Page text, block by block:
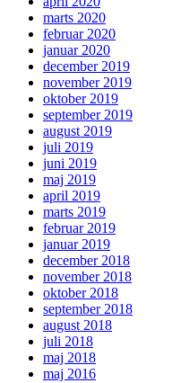
marts 2020
februar 2020
januar 2020
december 2019
november 2019
oktober 2019
september 2019
august 2019
juli 2019
juni 2019
maj 2019
april 2019
marts 2019
februar 2019
januar 2019
december 2018
november 2018
oktober 2018
september 2018
august 2018
juli 2018
maj 2018
maj 2016